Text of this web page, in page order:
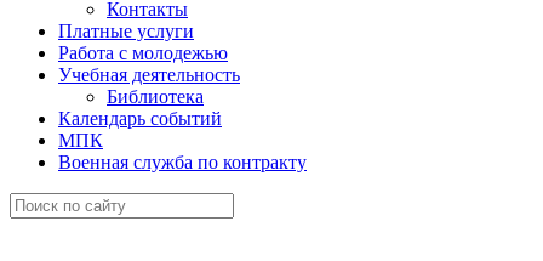
Контакты
Платные услуги
Работа с молодежью
Учебная деятельность
Библиотека
Календарь событий
МПК
Военная служба по контракту